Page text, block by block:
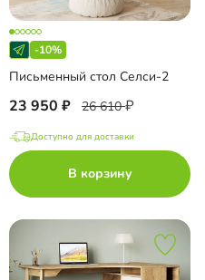
-10%
Письменный стол Селси-2
23 950 26 610
Доступно для доставки
В корзину